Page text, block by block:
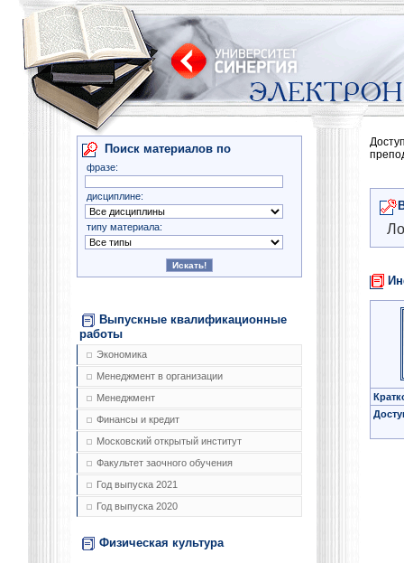
Поиск материалов по
фразе:
дисциплине:
типу материала:
Выпускные квалификационные
работы
Экономика
Менеджмент в организации
Менеджмент
Финансы и кредит
Московский открытый институт
Факультет заочного обучения
Год выпуска 2021
Год выпуска 2020
Физическая культура